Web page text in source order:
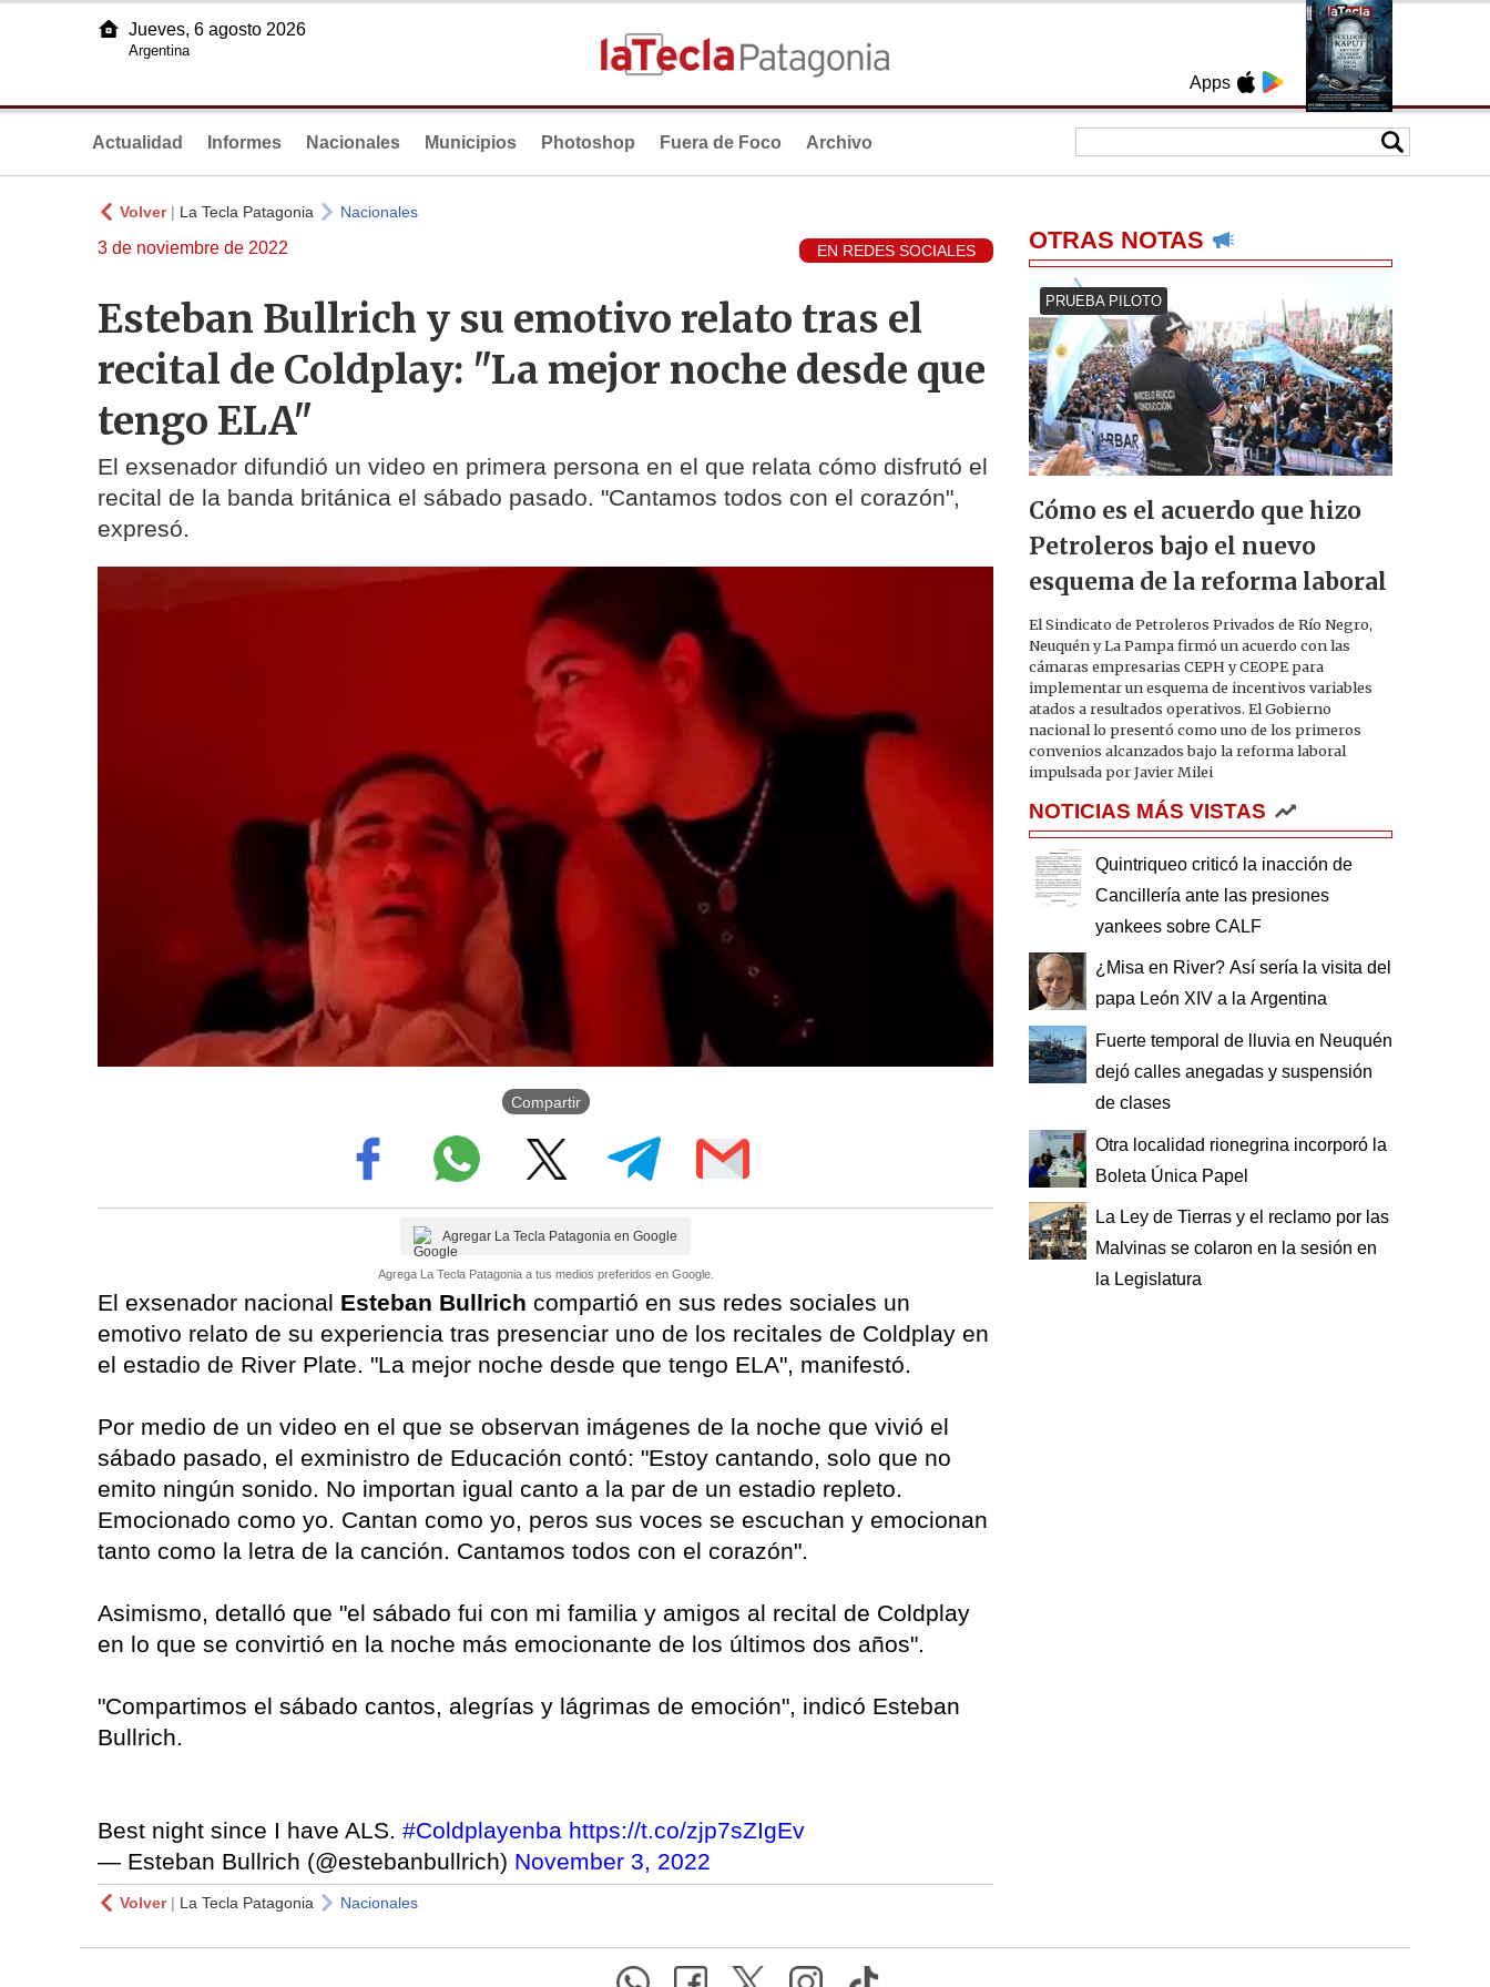
Apps
Jueves, 6 agosto 2026
Argentina
Actualidad Informes Nacionales Municipios Photoshop Fuera de Foco Archivo
Volver| La Tecla Patagonia Nacionales
3 de noviembre de 2022 EN REDES SOCIALES
Esteban Bullrich y su emotivo relato tras el
recital de Coldplay: "La mejor noche desde que
tengo ELA"
El exsenador difundió un video en primera persona en el que relata cómo disfrutó el
recital de la banda británica el sábado pasado. "Cantamos todos con el corazón",
expresó.
Compartir
Agregar La Tecla Patagonia en Google
Agrega La Tecla Patagonia a tus medios preferidos en Google.
El exsenador nacional Esteban Bullrich compartió en sus redes sociales un
emotivo relato de su experiencia tras presenciar uno de los recitales de Coldplay en
el estadio de River Plate. "La mejor noche desde que tengo ELA", manifestó.
Por medio de un video en el que se observan imágenes de la noche que vivió el
sábado pasado, el exministro de Educación contó: "Estoy cantando, solo que no
emito ningún sonido. No importan igual canto a la par de un estadio repleto.
Emocionado como yo. Cantan como yo, peros sus voces se escuchan y emocionan
tanto como la letra de la canción. Cantamos todos con el corazón".
Asimismo, detalló que "el sábado fui con mi familia y amigos al recital de Coldplay
en lo que se convirtió en la noche más emocionante de los últimos dos años".
"Compartimos el sábado cantos, alegrías y lágrimas de emoción", indicó Esteban
Bullrich.
Best night since I have ALS. #Coldplayenba https://t.co/zjp7sZIgEv
— Esteban Bullrich (@estebanbullrich) November 3, 2022
Volver| La Tecla Patagonia Nacionales
OTRAS NOTAS
PRUEBA PILOTO
Cómo es el acuerdo que hizo
Petroleros bajo el nuevo
esquema de la reforma laboral
El Sindicato de Petroleros Privados de Río Negro,
Neuquén y La Pampa firmó un acuerdo con las
cámaras empresarias CEPH y CEOPE para
implementar un esquema de incentivos variables
atados a resultados operativos. El Gobierno
nacional lo presentó como uno de los primeros
convenios alcanzados bajo la reforma laboral
impulsada por Javier Milei
NOTICIAS MÁS VISTAS
Quintriqueo criticó la inacción de
Cancillería ante las presiones
yankees sobre CALF
¿Misa en River? Así sería la visita del
papa León XIV a la Argentina
Fuerte temporal de lluvia en Neuquén
dejó calles anegadas y suspensión
de clases
Otra localidad rionegrina incorporó la
Boleta Única Papel
La Ley de Tierras y el reclamo por las
Malvinas se colaron en la sesión en
la Legislatura